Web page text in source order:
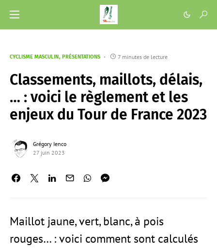
CYCLISME MASCULIN PRÉSENTATIONS 7 minutes de lecture
Classements, maillots, délais,
… : voici le règlement et les
enjeux du Tour de France 2023
Grégory Ienco
27 juin 2023
Maillot jaune, vert, blanc, à pois
rouges… : voici comment sont calculés